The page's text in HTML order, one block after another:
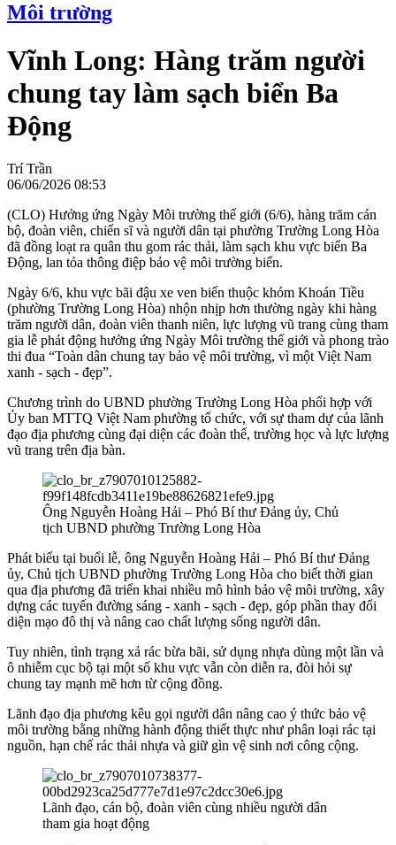
Môi trường
Vĩnh Long: Hàng trăm người
chung tay làm sạch biển Ba
Động
Trí Trần
06/06/2026 08:53
(CLO) Hưởng ứng Ngày Môi trường thế giới (6/6), hàng trăm cán
bộ, đoàn viên, chiến sĩ và người dân tại phường Trường Long Hòa
đã đồng loạt ra quân thu gom rác thải, làm sạch khu vực biển Ba
Động, lan tỏa thông điệp bảo vệ môi trường biển.
Ngày 6/6, khu vực bãi đậu xe ven biển thuộc khóm Khoán Tiều
(phường Trường Long Hòa) nhộn nhịp hơn thường ngày khi hàng
trăm người dân, đoàn viên thanh niên, lực lượng vũ trang cùng tham
gia lễ phát động hưởng ứng Ngày Môi trường thế giới và phong trào
thi đua “Toàn dân chung tay bảo vệ môi trường, vì một Việt Nam
xanh - sạch - đẹp”.
Chương trình do UBND phường Trường Long Hòa phối hợp với
Ủy ban MTTQ Việt Nam phường tổ chức, với sự tham dự của lãnh
đạo địa phương cùng đại diện các đoàn thể, trường học và lực lượng
vũ trang trên địa bàn.
Ông Nguyễn Hoàng Hải – Phó Bí thư Đảng ủy, Chủ
tịch UBND phường Trường Long Hòa
Phát biểu tại buổi lễ, ông Nguyễn Hoàng Hải – Phó Bí thư Đảng
ủy, Chủ tịch UBND phường Trường Long Hòa cho biết thời gian
qua địa phương đã triển khai nhiều mô hình bảo vệ môi trường, xây
dựng các tuyến đường sáng - xanh - sạch - đẹp, góp phần thay đổi
diện mạo đô thị và nâng cao chất lượng sống người dân.
Tuy nhiên, tình trạng xả rác bừa bãi, sử dụng nhựa dùng một lần và
ô nhiễm cục bộ tại một số khu vực vẫn còn diễn ra, đòi hỏi sự
chung tay mạnh mẽ hơn từ cộng đồng.
Lãnh đạo địa phương kêu gọi người dân nâng cao ý thức bảo vệ
môi trường bằng những hành động thiết thực như phân loại rác tại
nguồn, hạn chế rác thải nhựa và giữ gìn vệ sinh nơi công cộng.
Lãnh đạo, cán bộ, đoàn viên cùng nhiều người dân
tham gia hoạt động